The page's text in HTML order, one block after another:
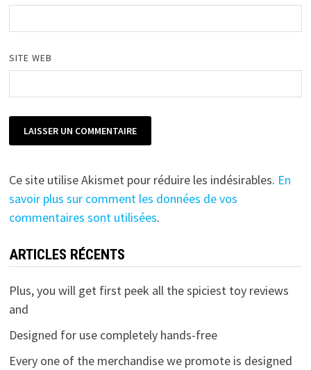
SITE WEB
Ce site utilise Akismet pour réduire les indésirables. En
savoir plus sur comment les données de vos
commentaires sont utilisées.
ARTICLES RÉCENTS
Plus, you will get first peek all the spiciest toy reviews
and
Designed for use completely hands-free
Every one of the merchandise we promote is designed